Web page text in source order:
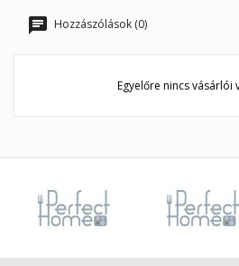
Hozzászólások (0)
Egyelőre nincs vásárlói